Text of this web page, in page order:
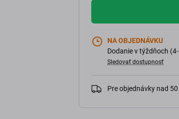
NA OBJEDNÁVKU
Dodanie v týždňoch
Sledovať dostupnosť
Pre objednávky nad